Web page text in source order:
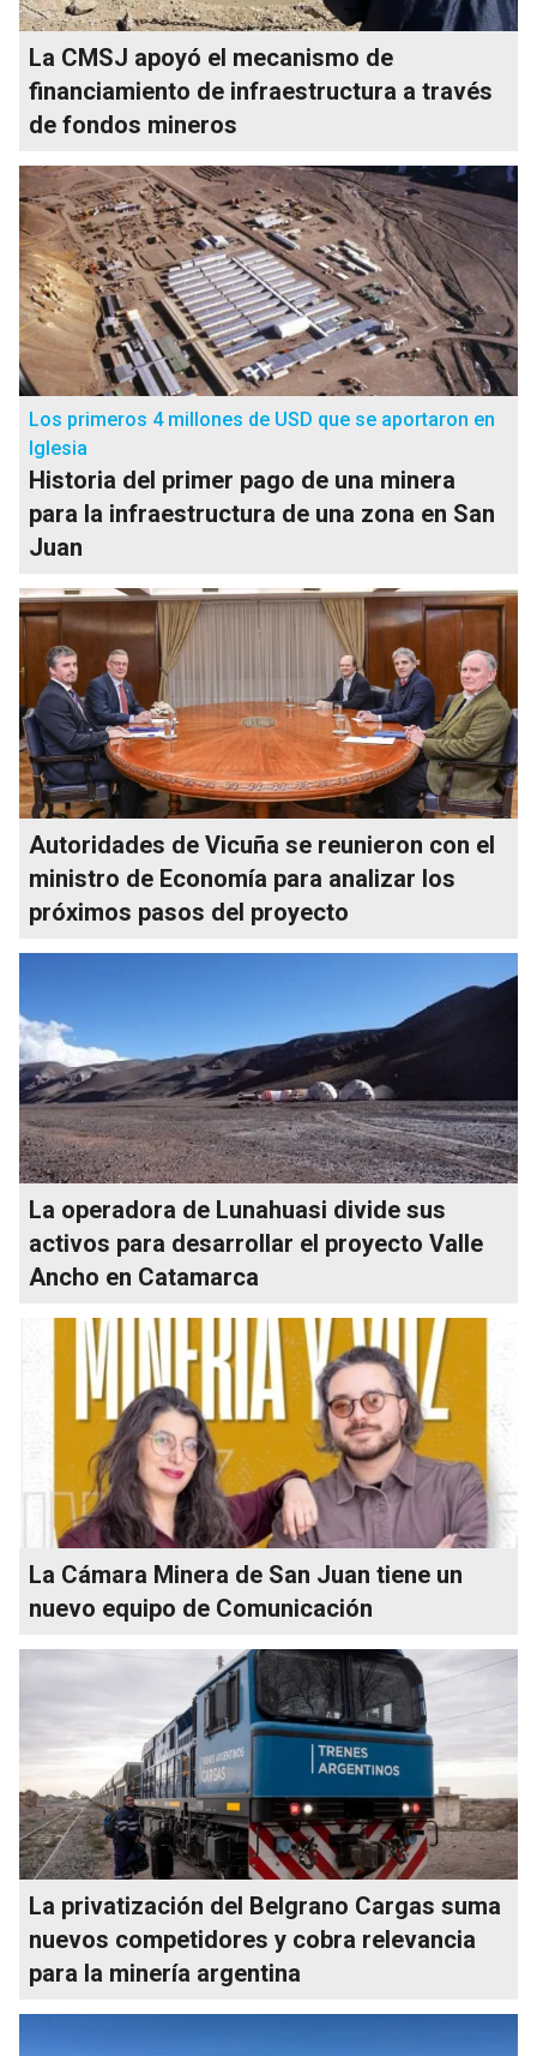
La CMSJ apoyó el mecanismo de
financiamiento de infraestructura a través
de fondos mineros
Los primeros 4 millones de USD que se aportaron en
Iglesia
Historia del primer pago de una minera
para la infraestructura de una zona en San
Juan
Autoridades de Vicuña se reunieron con el
ministro de Economía para analizar los
próximos pasos del proyecto
La operadora de Lunahuasi divide sus
activos para desarrollar el proyecto Valle
Ancho en Catamarca
La Cámara Minera de San Juan tiene un
nuevo equipo de Comunicación
La privatización del Belgrano Cargas suma
nuevos competidores y cobra relevancia
para la minería argentina